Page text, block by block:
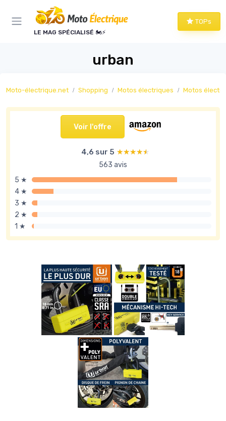
LE MAG SPÉCIALISÉ 🏍️⚡
TOPs
urban
Moto-électrique.net Shopping Motos électriques Motos
Voir l'offre
4,6 sur 5 ★★★★★
★★★★★
563 avis
5 ★
4 ★
3 ★
2 ★
1 ★
Panneau de gestion des cookies